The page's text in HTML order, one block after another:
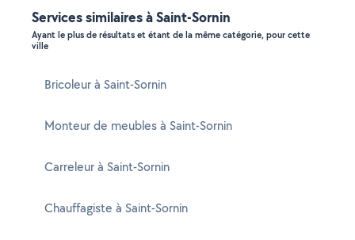
Services similaires à Saint-Sornin
Ayant le plus de résultats et étant de la même catégorie, pour cette
ville
Bricoleur à Saint-Sornin
Monteur de meubles à Saint-Sornin
Carreleur à Saint-Sornin
Chauffagiste à Saint-Sornin